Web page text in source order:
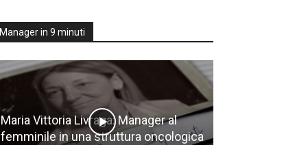
Manager in 9 minuti
Maria Vittoria Livraga: Manager al
femminile in una struttura oncologica